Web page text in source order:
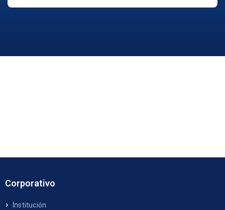
Corporativo
Institución